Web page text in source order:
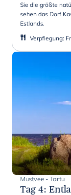
Sie die größte
sehen das Dorf
Estlands.
Verpflegung:
Mustvee - Tartu
Tag 4: